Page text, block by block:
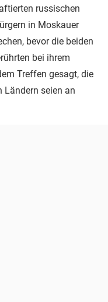
russischen
in Moskauer
bevor die beiden
bei ihrem
Treffen gesagt, die
Ländern seien an